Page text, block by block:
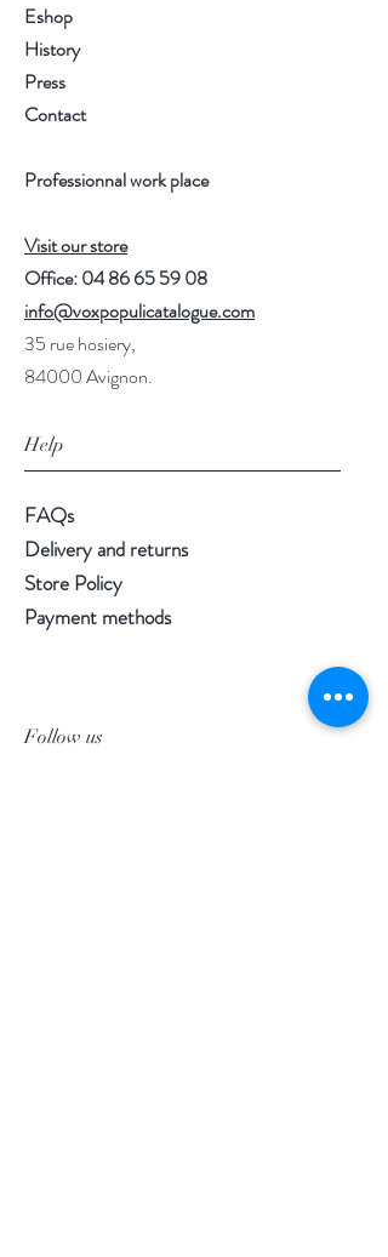
Eshop
History
Press
Contact
Professionnal work place
Visit our store
Office:04 86 65 59 08
info@voxpopulicatalogue.com
35 rue hosiery,
84000 Avignon.
Help
FAQs
Delivery and returns
Store Policy
Payment methods
Follow us